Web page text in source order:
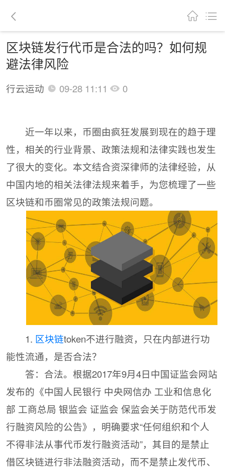
区块链发行代币是合法的吗？如何规
避法律风险
行云运动 09-28 11:11 0
近一年以来，币圈由疯狂发展到现在的趋于理
性，相关的行业背景、政策法规和法律实践也发生
了很大的变化。本文结合资深律师的法律经验，从
中国内地的相关法律法规来着手，为您梳理了一些
区块链和币圈常见的政策法规问题。
1. 区块链token不进行融资，只在内部进行功
能性流通，是否合法？
答：合法。根据2017年9月4日中国证监会网站
发布的《中国人民银行 中央网信办 工业和信息化
部 工商总局 银监会 证监会 保监会关于防范代币发
行融资风险的公告》，明确要求“任何组织和个人
不得非法从事代币发行融资活动”，其目的是禁止
借区块链进行非法融资活动，而不是禁止发代币、